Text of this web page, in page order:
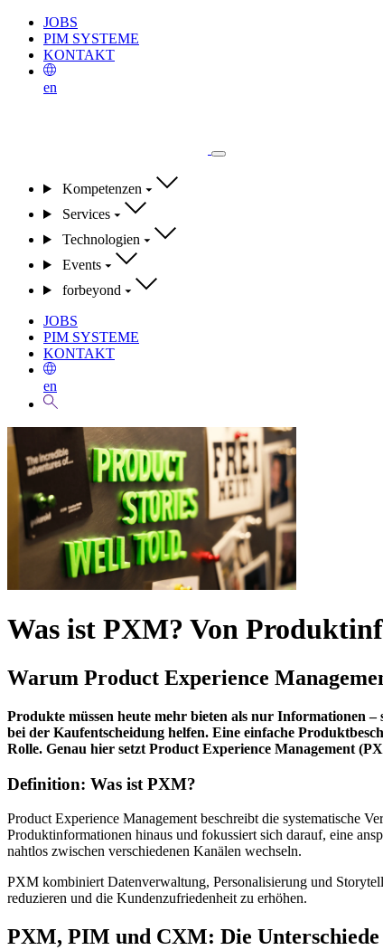
JOBS
PIM SYSTEME
KONTAKT
en
Kompetenzen
Services
Technologien
Events
forbeyond
JOBS
PIM SYSTEME
KONTAKT
en
Was ist PXM? Von
Warum Product Experience
Produkte müssen heute mehr bieten als nur Informationen
bei der Kaufentscheidung helfen. Eine einfache
Rolle. Genau hier setzt Product Experience Management
Definition: Was ist PXM?
Product Experience Management beschreibt die systematische
Produktinformationen hinaus und fokussiert sich darauf, eine
nahtlos zwischen verschiedenen Kanälen wechseln.
PXM kombiniert Datenverwaltung, Personalisierung und
reduzieren und die Kundenzufriedenheit zu erhöhen.
PXM, PIM und CXM: Die